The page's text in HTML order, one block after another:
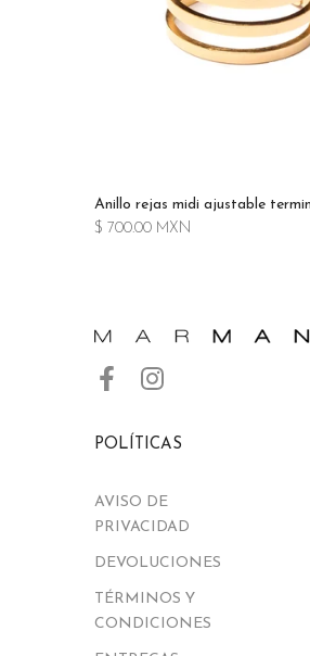
$ 700.00 MXN
POLÍTICAS
AVISO DE
PRIVACIDAD
DEVOLUCIONES
TÉRMINOS Y
CONDICIONES